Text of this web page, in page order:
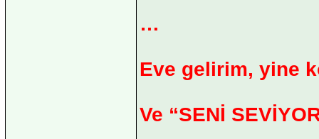
…
Eve gelirim, yine
Ve “SENİ